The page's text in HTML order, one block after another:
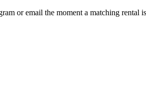
or email the moment a matching rental